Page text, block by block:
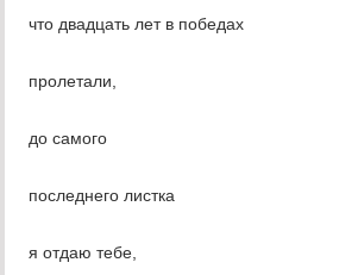
что двадцать лет в победах
пролетали,
до самого
последнего листка
я отдаю тебе,